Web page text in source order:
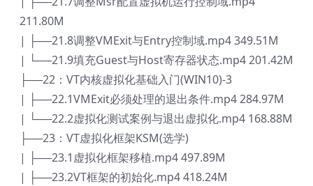
211.80M
| ├──21.8调整VMExit与Entry控制域.mp4 349.51M
| └──21.9填充Guest与Host寄存器状态.mp4 201.42M
├──22：VT内核虚拟化基础入门(WIN10)-3
| ├──22.1VMExit必须处理的退出条件.mp4 284.97M
| └──22.2虚拟化测试案例与退出虚拟化.mp4 168.88M
├──23：VT虚拟化框架KSM(选学)
| ├──23.1虚拟化框架移植.mp4 497.89M
| ├──23.2VT框架的初始化.mp4 418.24M